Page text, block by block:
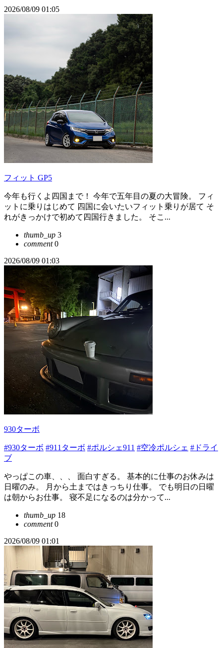
2026/08/09 01:05
フィット GP5
今年も行くよ四国まで！ 今年で五年目の夏の大冒険。 フィ
ットに乗りはじめて 四国に会いたいフィット乗りが居て そ
れがきっかけで初めて四国行きました。 そこ...
thumb_up 3
comment0
2026/08/09 01:03
930ターボ
#930ターボ #911ターボ #ポルシェ911 #空冷ポルシェ #ドライ
ブ
やっぱこの車、、、 面白すぎる。 基本的に仕事のお休みは
日曜のみ。 月から土まではきっちり仕事。 でも明日の日曜
は朝からお仕事。 寝不足になるのは分かって...
thumb_up 18
comment0
2026/08/09 01:01